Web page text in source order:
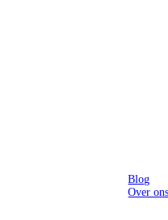
Blog
Over ons